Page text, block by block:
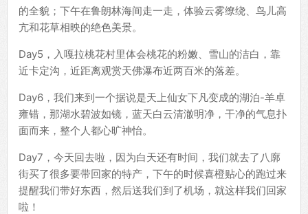
的全貌；下午在鲁朗林海间走一走，体验云雾缭绕、鸟儿高
亢和花草相映的绝色美景。
Day5，入嘎拉桃花村里体会桃花的粉嫩、雪山的洁白，靠
近卡定沟，近距离观赏天佛瀑布近两百米的落差。
Day6，我们来到一个据说是天上仙女下凡变成的湖泊-羊卓
雍错，那湖水碧波如镜，蓝天白云清澈明净，干净的气息扑
面而来，整个人都心旷神怡。
Day7，今天回去啦，因为白天还有时间，我们就去了八廓
街买了很多要带回家的特产，下午的时候喜橙贴心的跑过来
提醒我们带好东西，然后送我们到了机场，就这样我们回家
啦！